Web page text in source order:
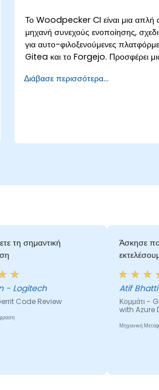
διατηρούν ανιχνεύσιμο κώδικα σε
Το Woodpecker CI είναι μια απλή
μηχανή συνεχούς ενοποίησης,
για αυτο-φιλοξενούμενες
Gitea και το Forgejo. Προσφέρει
πολυπλοκότητα ή το κόστος
Διάβασε περισσότερα...
τη σημαντική
- Logitech
Code Review
Άσκησε
Atif Bhatti
Κομμάτι -
with Azure
Μηχανική